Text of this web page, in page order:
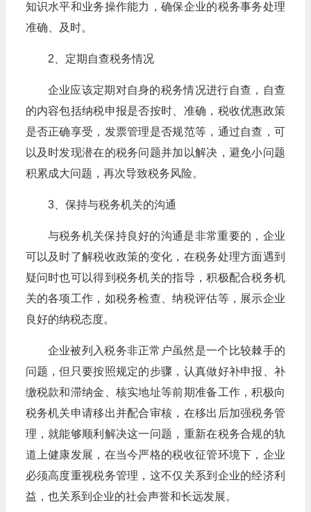
知识水平和业务操作能力，确保企业的税务事务处理
准确、及时。
2、定期自查税务情况
企业应该定期对自身的税务情况进行自查，自查
的内容包括纳税申报是否按时、准确，税收优惠政策
是否正确享受，发票管理是否规范等，通过自查，可
以及时发现潜在的税务问题并加以解决，避免小问题
积累成大问题，再次导致税务风险。
3、保持与税务机关的沟通
与税务机关保持良好的沟通是非常重要的，企业
可以及时了解税收政策的变化，在税务处理方面遇到
疑问时也可以得到税务机关的指导，积极配合税务机
关的各项工作，如税务检查、纳税评估等，展示企业
良好的纳税态度。
企业被列入税务非正常户虽然是一个比较棘手的
问题，但只要按照规定的步骤，认真做好补申报、补
缴税款和滞纳金、核实地址等前期准备工作，积极向
税务机关申请移出并配合审核，在移出后加强税务管
理，就能够顺利解决这一问题，重新在税务合规的轨
道上健康发展，在当今严格的税收征管环境下，企业
必须高度重视税务管理，这不仅关系到企业的经济利
益，也关系到企业的社会声誉和长远发展。